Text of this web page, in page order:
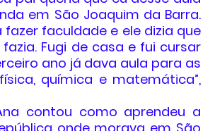
em São Joaquim da Barra.
fazer faculdade e ele dizia que
Fugi de casa e fui cursar
ano já dava aula para as
química e matemática”,
contou como aprendeu a